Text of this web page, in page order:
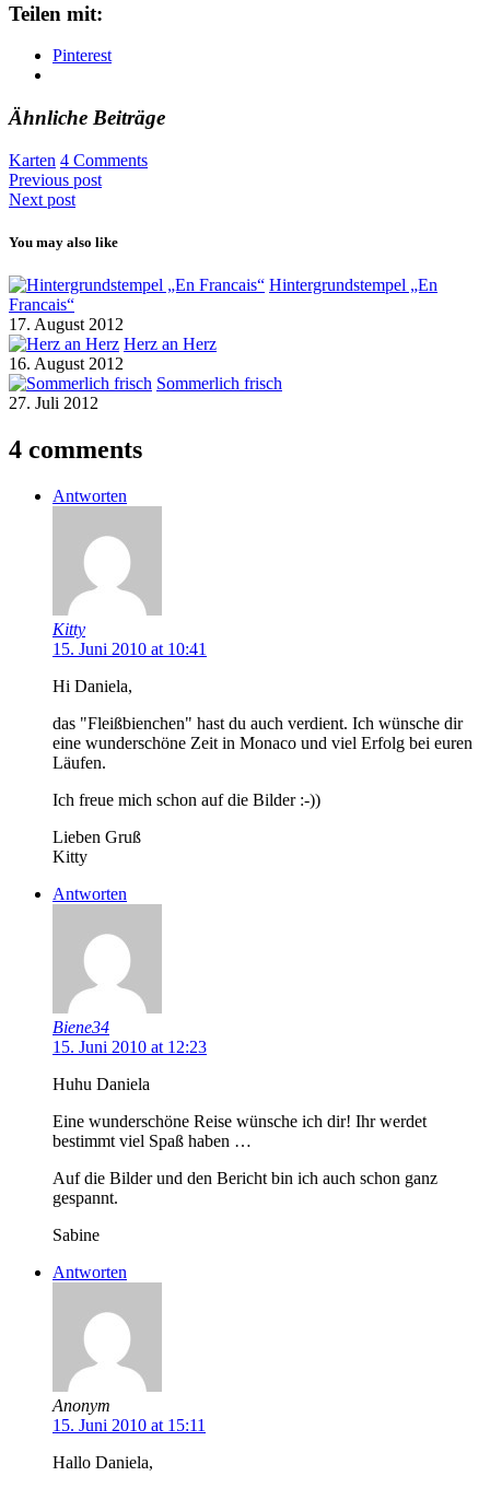
Teilen mit:
Pinterest
Ähnliche Beiträge
Karten 4 Comments
Previous post
Next post
You may also like
Hintergrundstempel „En
Francais“
17. August 2012
Herz an Herz
16. August 2012
Sommerlich frisch
27. Juli 2012
4 comments
Antworten
Kitty
15. Juni 2010 at 10:41
Hi Daniela,
das "Fleißbienchen" hast du auch verdient. Ich wünsche dir
eine wunderschöne Zeit in Monaco und viel Erfolg bei euren
Läufen.
Ich freue mich schon auf die Bilder :-))
Lieben Gruß
Kitty
Antworten
Biene34
15. Juni 2010 at 12:23
Huhu Daniela
Eine wunderschöne Reise wünsche ich dir! Ihr werdet
bestimmt viel Spaß haben …
Auf die Bilder und den Bericht bin ich auch schon ganz
gespannt.
Sabine
Antworten
Anonym
15. Juni 2010 at 15:11
Hallo Daniela,